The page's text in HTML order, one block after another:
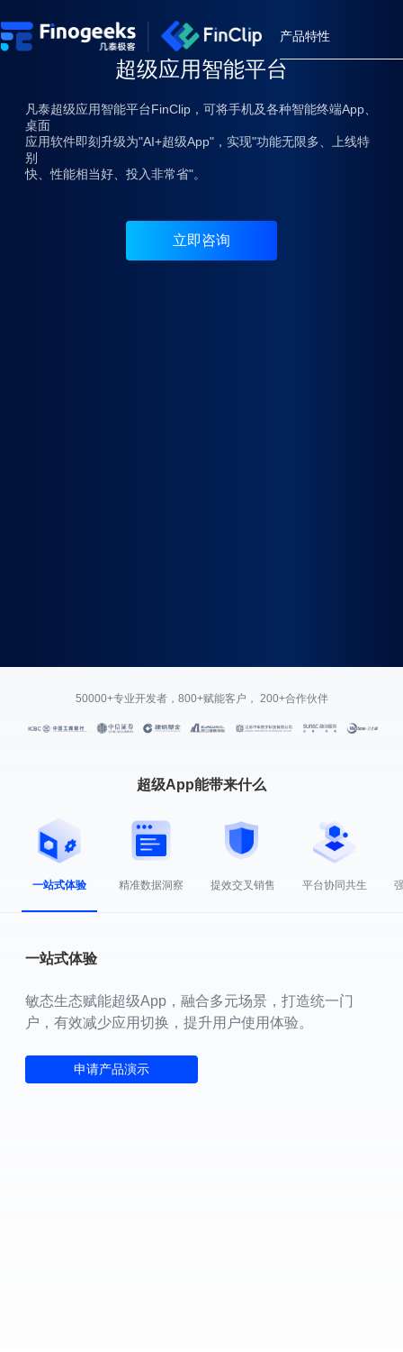
免费
试用
小程序开放平台 产品特性
产品特性
微信生态支持
小程序生命
超级应用智能平台
凡泰超级应用智能平台FinClip，可将手机及各种智能终端App、
桌面
应用软件即刻升级为"AI+超级App"，实现"功能无限多、上线特
别
快、性能相当好、投入非常省"。
立即咨询
「可管、可控、可协作、可审计」
FinClaw
企业级自主Agent 中台
下，打造拥有持续自我进化能力、技能动态更新能力与企业知识
沉淀能力的 Agent 协作网络，助力企业快速构建具备独立完成
复杂任务的 AI 数字员工平台。
50000+专业开发者，800+赋能客户， 200+合作伙伴
超级App能带来什么
一站式体验 精准数据洞察 提效交叉销售 平台协同共生
一站式体验
敏态生态赋能超级App，融合多元场景，打造统一门
户，有效减少应用切换，提升用户使用体验。
申请产品演示